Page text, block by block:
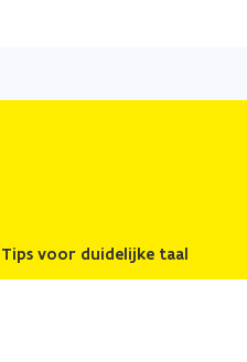
Tips voor duidelijke taal